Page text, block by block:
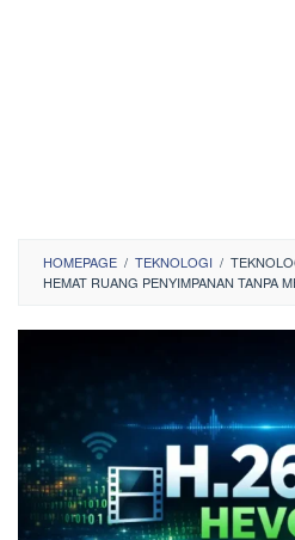
HOMEPAGE / TEKNOLOGI /
HEMAT RUANG PENYIMPANAN TANPA